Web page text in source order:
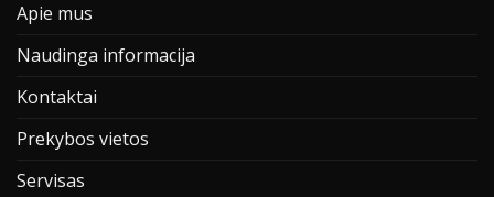
Apie mus
Naudinga informacija
Kontaktai
Prekybos vietos
Servisas